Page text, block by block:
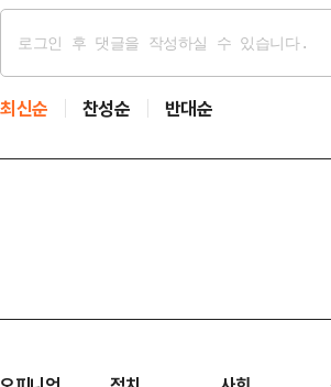
최신순 찬성순 반대순